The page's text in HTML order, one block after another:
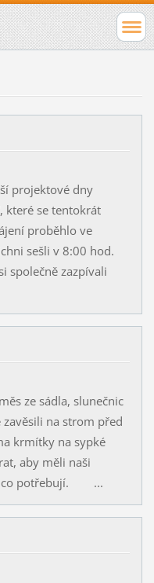
projektové dny
které se tentokrát
proběhlo ve
sešli v 8:00 hod.
společně zazpívali
ze sádla, slunečnic
na strom před
krmítky na sypké
aby měli naši
co potřebují. ...